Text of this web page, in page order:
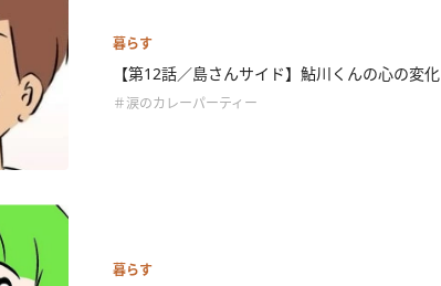
暮らす
【第12話／島さんサイド】鮎川くんの心の変化
＃涙のカレーパーティー
暮らす